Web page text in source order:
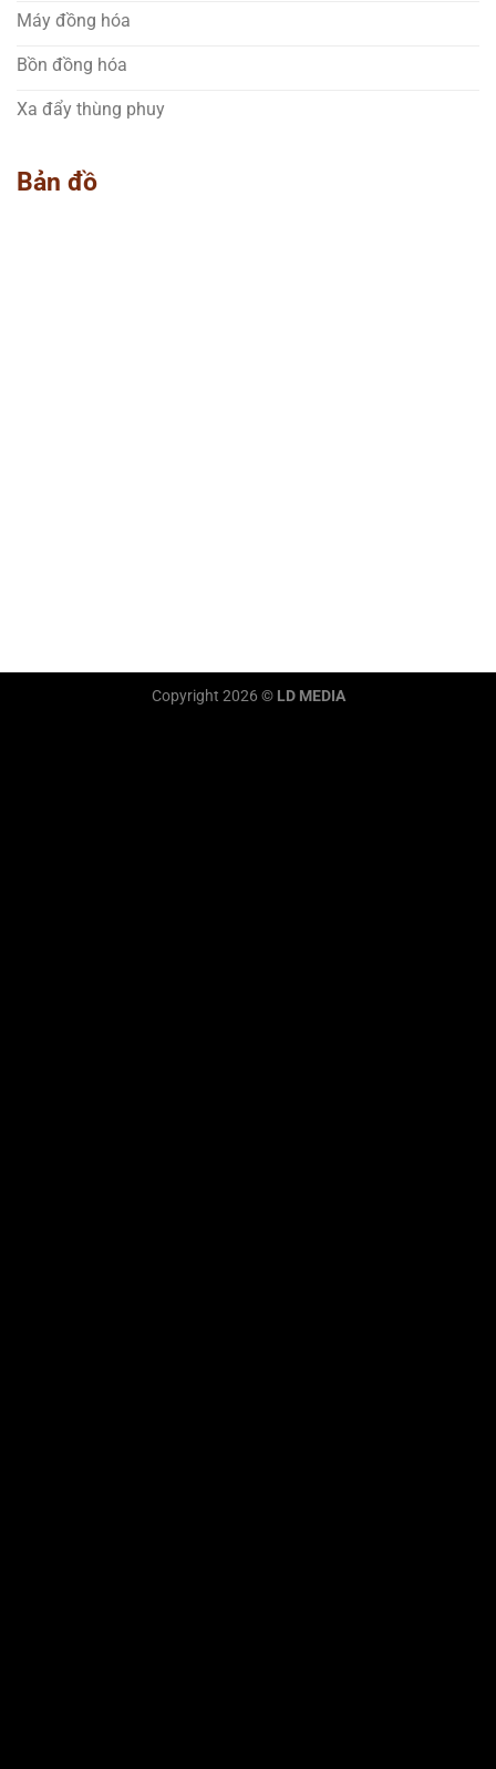
Máy đồng hóa
Bồn đồng hóa
Xa đẩy thùng phuy
Bản đồ
Copyright 2026 © LD MEDIA